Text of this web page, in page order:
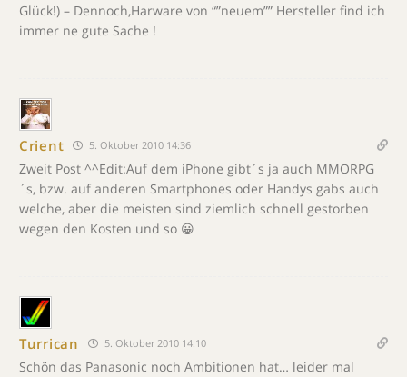
Glück!) – Dennoch,Harware von “”neuem”” Hersteller find ich
immer ne gute Sache !
Crient 5. Oktober 2010 14:36
Zweit Post ^^Edit:Auf dem iPhone gibt´s ja auch MMORPG
´s, bzw. auf anderen Smartphones oder Handys gabs auch
welche, aber die meisten sind ziemlich schnell gestorben
wegen den Kosten und so 😀
Turrican 5. Oktober 2010 14:10
Schön das Panasonic noch Ambitionen hat… leider mal